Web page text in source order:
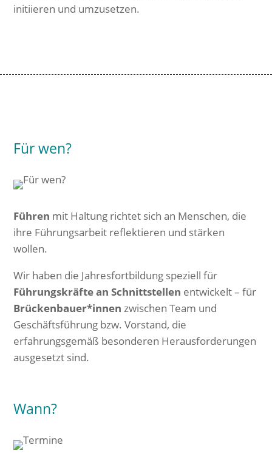
initiieren und umzusetzen.
Für wen?
Führen mit Haltung richtet sich an Menschen, die
ihre Führungsarbeit reflektieren und stärken
wollen.
Wir haben die Jahresfortbildung speziell für
Führungskräfte an Schnittstellen entwickelt – für
Brückenbauer*innen zwischen Team und
Geschäftsführung bzw. Vorstand, die
erfahrungsgemäß besonderen Herausforderungen
ausgesetzt sind.
Wann?